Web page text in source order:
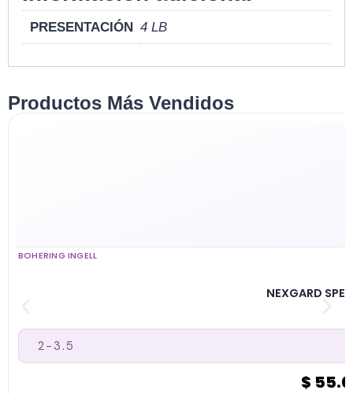
PRESENTACIÓN 4 LB
Productos Más Vendidos
BOHERING INGELL
NEXGARD
$